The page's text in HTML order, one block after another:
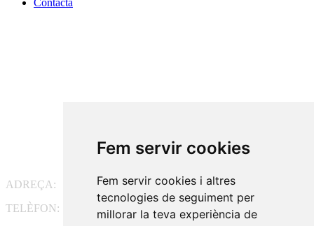
Fem servir cookies
Fem servir cookies i altres
tecnologies de seguiment per
millorar la teva experiència de
Contacta
ADREÇA:
Pg. Vall d'Hebron, 119-129, 08035 Barcelona
TELÈFON:
93 175 15 55